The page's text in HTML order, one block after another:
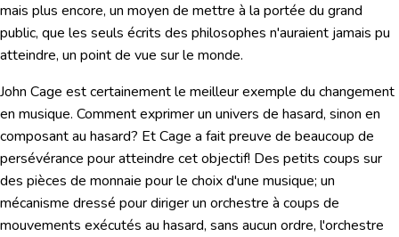
mais plus encore, un moyen de mettre à la portée du grand
public, que les seuls écrits des philosophes n'auraient jamais pu
atteindre, un point de vue sur le monde.
John Cage est certainement le meilleur exemple du changement
en musique. Comment exprimer un univers de hasard, sinon en
composant au hasard? Et Cage a fait preuve de beaucoup de
persévérance pour atteindre cet objectif! Des petits coups sur
des pièces de monnaie pour le choix d'une musique; un
mécanisme dressé pour diriger un orchestre à coups de
mouvements exécutés au hasard, sans aucun ordre, l'orchestre